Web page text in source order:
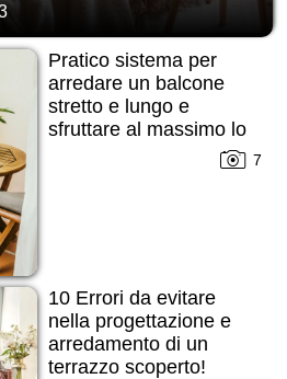
Pratico sistema per
arredare un balcone
stretto e lungo e
sfruttare al massimo lo
7
10 Errori da evitare
nella progettazione e
arredamento di un
terrazzo scoperto!